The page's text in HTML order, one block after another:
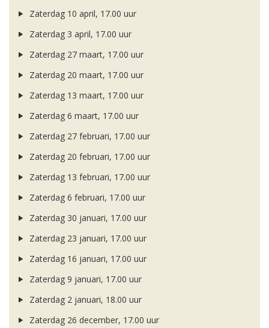
Zaterdag 10 april, 17.00 uur
Zaterdag 3 april, 17.00 uur
Zaterdag 27 maart, 17.00 uur
Zaterdag 20 maart, 17.00 uur
Zaterdag 13 maart, 17.00 uur
Zaterdag 6 maart, 17.00 uur
Zaterdag 27 februari, 17.00 uur
Zaterdag 20 februari, 17.00 uur
Zaterdag 13 februari, 17.00 uur
Zaterdag 6 februari, 17.00 uur
Zaterdag 30 januari, 17.00 uur
Zaterdag 23 januari, 17.00 uur
Zaterdag 16 januari, 17.00 uur
Zaterdag 9 januari, 17.00 uur
Zaterdag 2 januari, 18.00 uur
Zaterdag 26 december, 17.00 uur